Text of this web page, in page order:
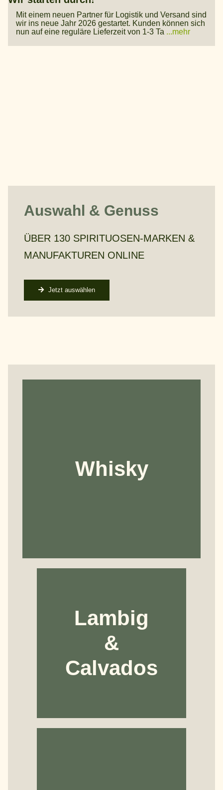
Mit einem neuen Partner für Logistik und Versand sind
wir ins neue Jahr 2026 gestartet. Kunden können sich
nun auf eine reguläre Lieferzeit von 1-3 Ta ...mehr
Auswahl & Genuss
ÜBER 130 SPIRITUOSEN-MARKEN &
MANUFAKTUREN ONLINE
Jetzt auswählen
Whisky
Lambig
&
Calvados